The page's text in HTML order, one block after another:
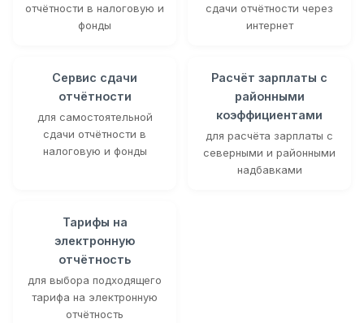
отчётности в налоговую и
фонды
сдачи отчётности через
интернет
Сервис сдачи
отчётности
для самостоятельной
сдачи отчётности в
налоговую и фонды
Расчёт зарплаты с
районными
коэффициентами
для расчёта зарплаты с
северными и районными
надбавками
Тарифы на
электронную
отчётность
для выбора подходящего
тарифа на электронную
отчётность